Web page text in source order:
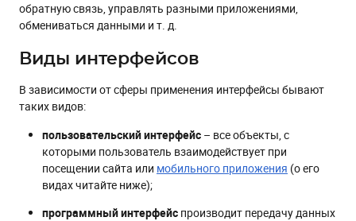
обратную связь, управлять разными приложениями,
обмениваться данными и т. д.
Виды интерфейсов
В зависимости от сферы применения интерфейсы бывают
таких видов:
пользовательскийинтерфейс – все объекты, с
которыми пользователь взаимодействует при
посещении сайта или мобильного приложения (о его
видах читайте ниже);
программный интерфейс производит передачу данных